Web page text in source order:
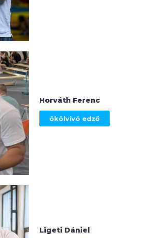
Horváth Ferenc
ökölvívó edző
Ligeti Dániel